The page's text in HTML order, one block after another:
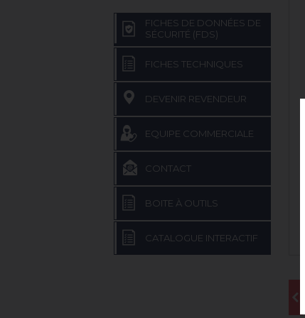
FICHES DE DONNÉES DE
SÉCURITÉ (FDS)
FICHES TECHNIQUES
DEVENIR REVENDEUR
EQUIPE COMMERCIALE
CONTACT
BOITE À OUTILS
CATALOGUE INTERACTIF